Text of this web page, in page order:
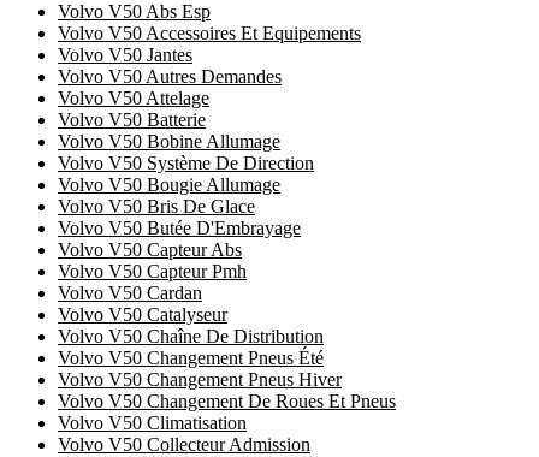
Volvo V50 Abs Esp
Volvo V50 Accessoires Et Equipements
Volvo V50 Jantes
Volvo V50 Autres Demandes
Volvo V50 Attelage
Volvo V50 Batterie
Volvo V50 Bobine Allumage
Volvo V50 Système De Direction
Volvo V50 Bougie Allumage
Volvo V50 Bris De Glace
Volvo V50 Butée D'Embrayage
Volvo V50 Capteur Abs
Volvo V50 Capteur Pmh
Volvo V50 Cardan
Volvo V50 Catalyseur
Volvo V50 Chaîne De Distribution
Volvo V50 Changement Pneus Été
Volvo V50 Changement Pneus Hiver
Volvo V50 Changement De Roues Et Pneus
Volvo V50 Climatisation
Volvo V50 Collecteur Admission